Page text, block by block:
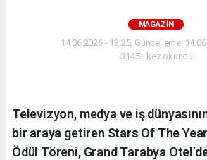
MAGAZİN
14.06.2026 - 13:25, Güncelleme:
3145+ kez okundu.
Televizyon, medya ve iş
bir araya getiren Stars Of The
Ödül Töreni, Grand Tarabya